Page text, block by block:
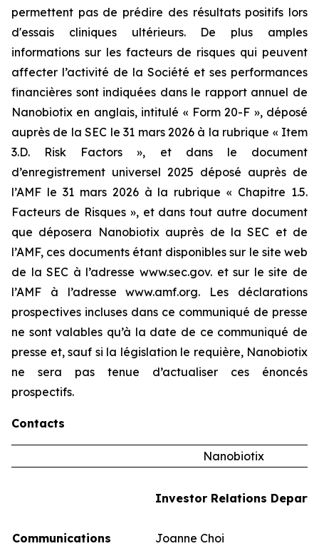
permettent pas de prédire des résultats positifs lors
d'essais cliniques ultérieurs. De plus amples
informations sur les facteurs de risques qui peuvent
affecter l’activité de la Société et ses performances
financières sont indiquées dans le rapport annuel de
Nanobiotix en anglais, intitulé « Form 20-F », déposé
auprès de la SEC le 31 mars 2026 à la rubrique « Item
3.D. Risk Factors », et dans le document
d’enregistrement universel 2025 déposé auprès de
l’AMF le 31 mars 2026 à la rubrique « Chapitre 1.5.
Facteurs de Risques », et dans tout autre document
que déposera Nanobiotix auprès de la SEC et de
l’AMF, ces documents étant disponibles sur le site web
de la SEC à l’adresse www.sec.gov. et sur le site de
l’AMF à l’adresse www.amf.org. Les déclarations
prospectives incluses dans ce communiqué de presse
ne sont valables qu’à la date de ce communiqué de
presse et, sauf si la législation le requière, Nanobiotix
ne sera pas tenue d’actualiser ces énoncés
prospectifs.
Contacts
Nanobiotix
Communications
Investor Relations
Joanne Choi